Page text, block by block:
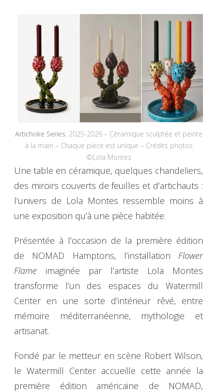
Artichoke Series, 2025-2026 – Céramique sculptée et peinte
à la main – Chaque pièce est unique – Crédits photos
©Lola Montes
Une table en céramique, quelques chandeliers,
des miroirs couverts de feuilles et d’artichauts :
l’univers de Lola Montes ressemble moins à
une exposition qu’à une pièce habitée.
Présentée à l’occasion de la première édition
de NOMAD Hamptons, l’installation Flower
Flame imaginée par l’artiste Lola Montes
transforme l’un des espaces du Watermill
Center en une sorte d’intérieur rêvé, entre
mémoire méditerranéenne, mythologie et
artisanat.
Fondé par le metteur en scène Robert Wilson,
le Watermill Center accueille cette année la
première édition américaine de NOMAD,